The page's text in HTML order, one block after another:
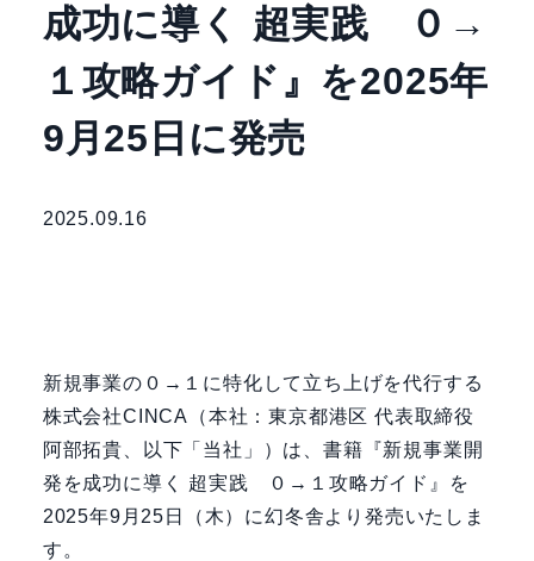
成功に導く 超実践 ０→
１攻略ガイド』を2025年
9月25日に発売
2025.09.16
新規事業の０→１に特化して立ち上げを代行する
株式会社CINCA（本社：東京都港区 代表取締役
阿部拓貴、以下「当社」）は、書籍『新規事業開
発を成功に導く 超実践 ０→１攻略ガイド』を
2025年9月25日（木）に幻冬舎より発売いたしま
す。